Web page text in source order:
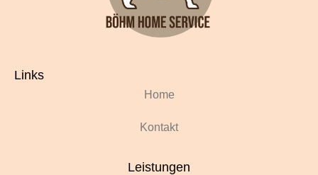
Links
Home
Kontakt
Leistungen